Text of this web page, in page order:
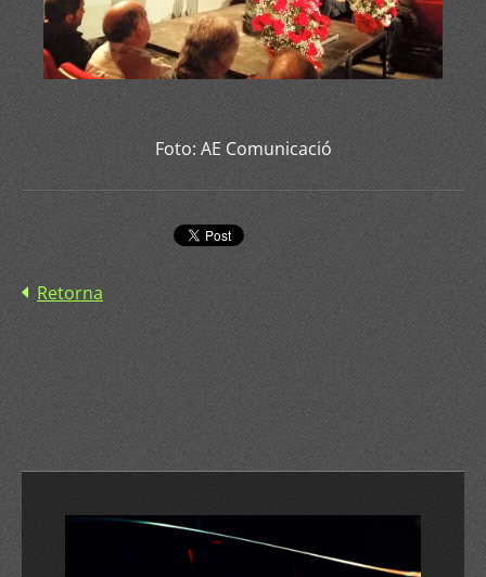
Foto: AE Comunicació
Retorna